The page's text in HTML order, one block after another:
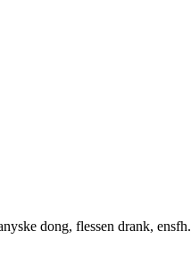
dong, flessen drank, ensfh.